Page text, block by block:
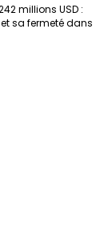
millions USD :
sa fermeté dans